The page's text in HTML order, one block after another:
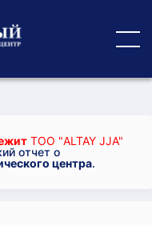
ТОО "ALTAY JJА"
отчет о
центра.